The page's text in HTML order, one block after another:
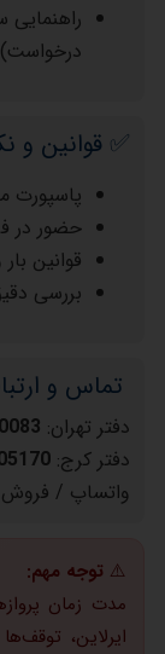
درخواست)
✅ قوانین و
پاسپورت
حضور در فرودگاه
قوانین
بررسی
تماس و
دفتر تهران:
دفتر کرج:
واتساپ / فروش
⚠️ توجه مهم:
مدت زمان
ایرلاین،